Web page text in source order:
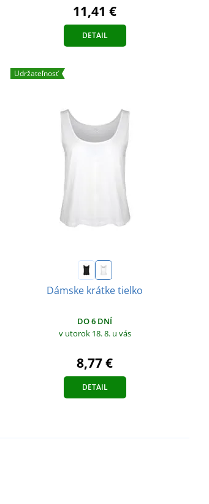
11,41 €
DETAIL
Udržateľnosť
Dámske krátke tielko
DO 6 DNÍ
v utorok 18. 8. u vás
8,77 €
DETAIL